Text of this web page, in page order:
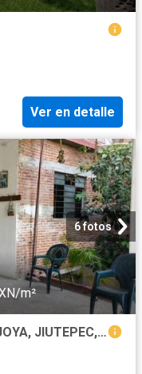
Ver en detalle
6 fotos
m²
CASA SOLA EN VENTA, COL. LA JOYA, JIUTEPEC, MORELOS